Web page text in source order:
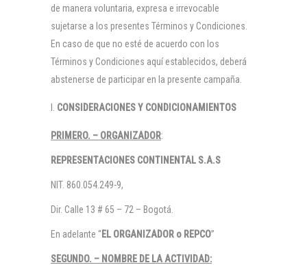
de manera voluntaria, expresa e irrevocable
sujetarse a los presentes Términos y Condiciones.
En caso de que no esté de acuerdo con los
Términos y Condiciones aquí establecidos, deberá
abstenerse de participar en la presente campaña.
CONSIDERACIONES Y CONDICIONAMIENTOS
PRIMERO. – ORGANIZADOR:
REPRESENTACIONES CONTINENTAL S.A.S
NIT. 860.054.249-9,
Dir. Calle 13 # 65 – 72 – Bogotá.
En adelante “EL ORGANIZADOR o REPCO”
SEGUNDO. – NOMBRE DE LA ACTIVIDAD: